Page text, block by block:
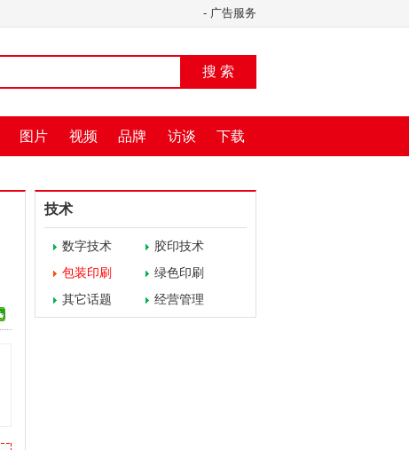
- 广告服务
搜 索
图片 视频 品牌 访谈 下载
技术
数字技术
胶印技术
包装印刷
绿色印刷
其它话题
经营管理